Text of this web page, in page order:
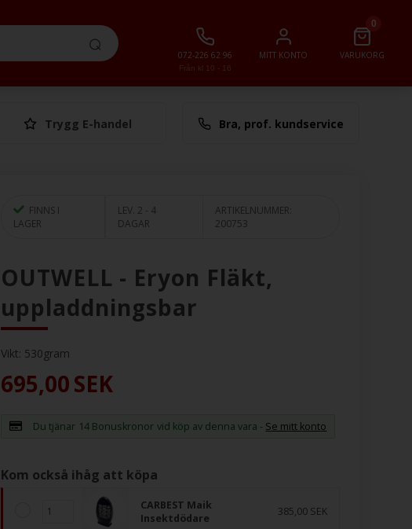
Från kl 10 - 16
072-226 62 96 MITT KONTO
0
VARUKORG
Totalt 0,00 SEK
Trygg E-handel Bra, prof. kundservice
FINNS I
LAGER
LEV. 2 - 4
DAGAR
ARTIKELNUMMER:
200753
OUTWELL - Eryon Fläkt,
uppladdningsbar
Vikt: 530gram
695,00SEK
Du tjänar 14 Bonuskronor vid köp av denna vara - Se mitt konto
Kom också ihåg att köpa
CARBEST Maik
Insektdödare
385,00 SEK